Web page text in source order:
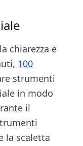
chiarezza e
100
strumenti
in modo
il
la scaletta